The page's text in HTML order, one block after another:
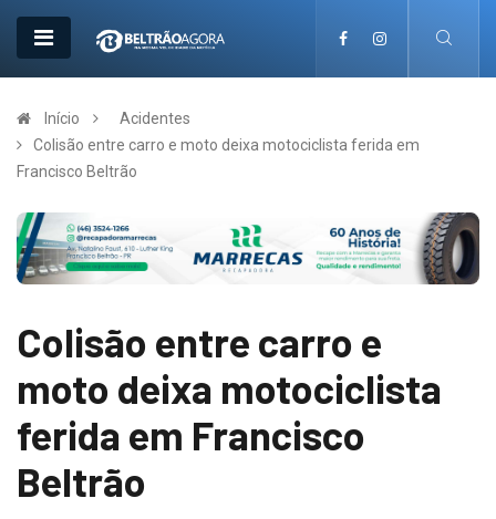
Início
Acidentes
Colisão entre carro e moto deixa motociclista ferida em
Francisco Beltrão
Colisão entre carro e
moto deixa motociclista
ferida em Francisco
Beltrão